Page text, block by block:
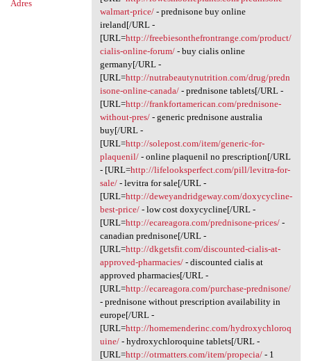
Adres
walmart-price/- prednisone buy online
ireland[/URL -
[URL=http://freebiesonthefrontrange.com/product/
cialis-online-forum/- buy cialis online
germany[/URL -
[URL=http://nutrabeautynutrition.com/drug/predn
isone-online-canada/- prednisone tablets[/URL -
[URL=http://frankfortamerican.com/prednisone-
without-pres/- generic prednisone australia
buy[/URL -
[URL=http://solepost.com/item/generic-for-
plaquenil/- online plaquenil no prescription[/URL
- [URL=http://lifelooksperfect.com/pill/levitra-for-
sale/- levitra for sale[/URL -
[URL=http://deweyandridgeway.com/doxycycline-
best-price/- low cost doxycycline[/URL -
[URL=http://ecareagora.com/prednisone-prices/-
canadian prednisone[/URL -
[URL=http://dkgetsfit.com/discounted-cialis-at-
approved-pharmacies/- discounted cialis at
approved pharmacies[/URL -
[URL=http://ecareagora.com/purchase-prednisone/
- prednisone without prescription availability in
europe[/URL -
[URL=http://homemenderinc.com/hydroxychloroq
uine/- hydroxychloroquine tablets[/URL -
[URL=http://otrmatters.com/item/propecia/- 1